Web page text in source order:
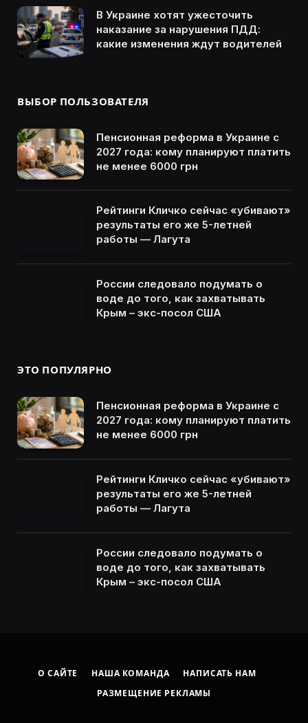
В Украине хотят ужесточить
наказание за нарушения ПДД:
какие изменения ждут водителей
ВЫБОР ПОЛЬЗОВАТЕЛЯ
Пенсионная реформа в Украине с
2027 года: кому планируют платить
не менее 6000 грн
Рейтинги Кличко сейчас «убивают»
результаты его же 5-летней
работы — Лагута
России следовало подумать о
воде до того, как захватывать
Крым – экс-посол США
ЭТО ПОПУЛЯРНО
Пенсионная реформа в Украине с
2027 года: кому планируют платить
не менее 6000 грн
Рейтинги Кличко сейчас «убивают»
результаты его же 5-летней
работы — Лагута
России следовало подумать о
воде до того, как захватывать
Крым – экс-посол США
О САЙТЕ НАША КОМАНДА
НАПИСАТЬ НАМ
РАЗМЕЩЕНИЕ РЕКЛАМЫ